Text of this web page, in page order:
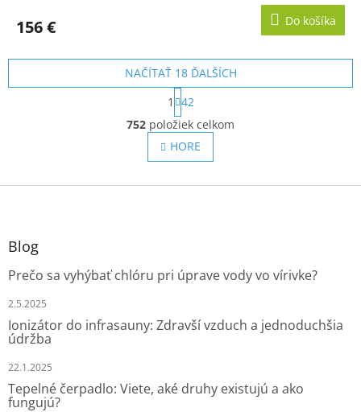
156 € Do košíka
O
v
l
á
a
r
v
v
s
NAČÍTAŤ 18 ĎALŠÍCH
S
t
r
á
n
k
v
1
42
752 položiek celkom
HORE
Z
Blog
Prečo sa vyhýbať chlóru pri úprave vody vo vírivke?
2.5.2025
Ionizátor do infrasauny: Zdravší vzduch a jednoduchšia
údržba
22.1.2025
Tepelné čerpadlo: Viete, aké druhy existujú a ako
fungujú?